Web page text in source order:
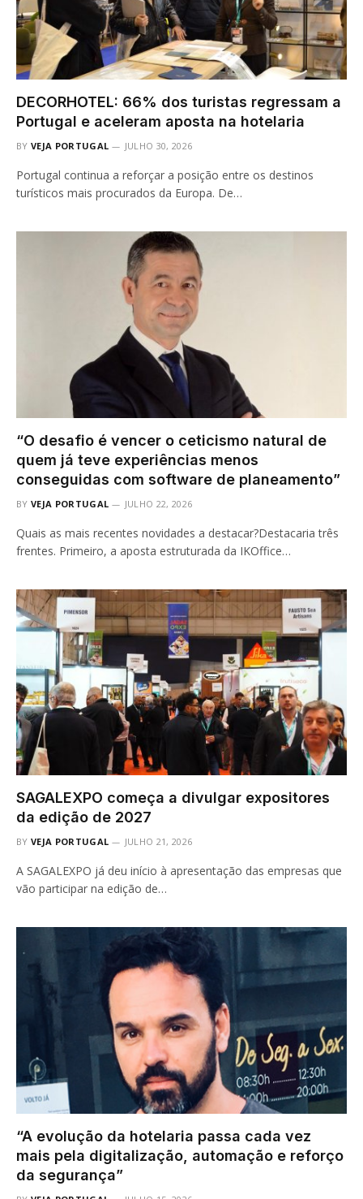
DECORHOTEL: 66% dos turistas regressam a
Portugal e aceleram aposta na hotelaria
BY VEJA PORTUGAL JULHO 30, 2026
Portugal continua a reforçar a posição entre os destinos
turísticos mais procurados da Europa. De…
“O desafio é vencer o ceticismo natural de
quem já teve experiências menos
conseguidas com software de planeamento”
BY VEJA PORTUGAL JULHO 22, 2026
Quais as mais recentes novidades a destacar?Destacaria três
frentes. Primeiro, a aposta estruturada da IKOffice…
SAGALEXPO começa a divulgar expositores
da edição de 2027
BY VEJA PORTUGAL JULHO 21, 2026
A SAGALEXPO já deu início à apresentação das empresas que
vão participar na edição de…
“A evolução da hotelaria passa cada vez
mais pela digitalização, automação e reforço
da segurança”